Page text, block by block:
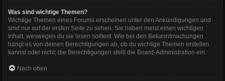
Was sind wichtige Themen?
Wichtige Themen eines Forums erscheinen unter den Ankündigungen und
sind nur auf der ersten Seite zu sehen. Sie haben meist einen wichtigen
Inhalt, weswegen du sie lesen solltest. Wie bei den Bekanntmachungen
hängt es von deinen Berechtigungen ab, ob du wichtige Themen erstellen
kannst oder nicht; die Berechtigungen stellt die Board-Administration ein.
Nach oben